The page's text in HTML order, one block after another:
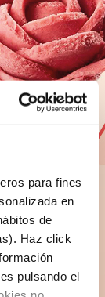
para fines
en
de
Haz click
pulsando el